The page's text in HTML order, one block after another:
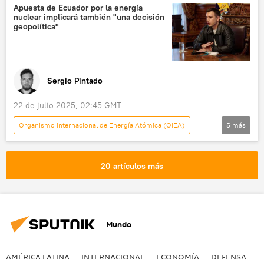
Teherán
China
Ministerio de Asuntos Exteriores de Irán
Programa nuclear de Irán
Apuesta de Ecuador por la energía
nuclear implicará también "una decisión
geopolítica"
Sergio Pintado
22 de julio 2025, 02:45 GMT
Organismo Internacional de Energía Atómica (OIEA)
América Latina
Daniel Noboa
energía nuclear
💬 Opinión y Análisis
5 más
20 artículos más
Mundo
AMÉRICA LATINA INTERNACIONAL ECONOMÍA DEFENSA